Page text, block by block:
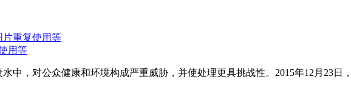
用等
中，对公众健康和环境构成严重威胁，并使处理更具挑战性。2015年12月23